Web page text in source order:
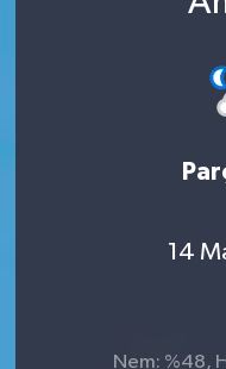
14
Nem: %48,